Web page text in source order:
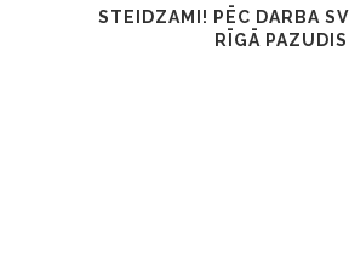
STEIDZAMI! PĒC DARBA
RĪGĀ